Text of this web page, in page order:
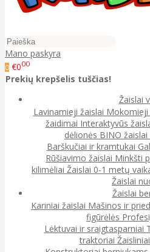
Mano paskyra
0 €000
Prekių krepšelis tuščias!
Žaislai
Lavinamieji žaislai Mokomieji
žaidimai Interaktyvūs
dėlionės BINO žaislai
Barškučiai ir kramtukai
Rūšiavimo žaislai Minkšti
kilimėliai Žaislai 0-1 metų
Žaislai
Žaislai
Kariniai žaislai Mašinos ir
figūrėlės
Lėktuvai ir sraigtasparniai
traktoriai